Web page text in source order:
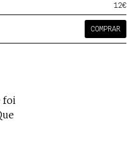
12€
COMPRAR
foi